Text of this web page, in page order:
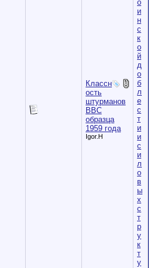
Классн
ость
штурманов
ВВС
образца
1959 года
Igor.H
о
и
н
с
к
о
й
д
о
б
л
е
с
т
и
и
с
и
л
о
в
ы
х
с
т
р
у
к
т
у